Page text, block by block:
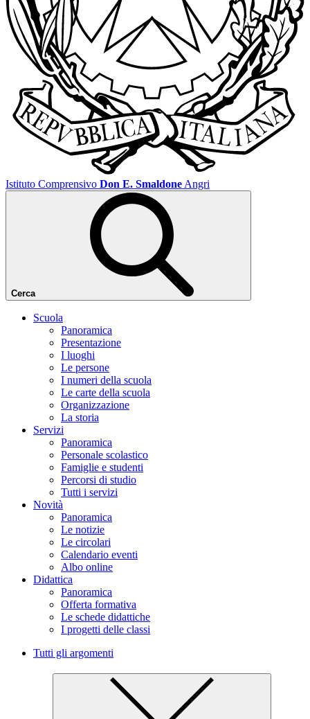
Istituto Comprensivo Don E. Smaldone Angri
Cerca
Scuola
Panoramica
Presentazione
I luoghi
Le persone
I numeri della scuola
Le carte della scuola
Organizzazione
La storia
Servizi
Panoramica
Personale scolastico
Famiglie e studenti
Percorsi di studio
Tutti i servizi
Novità
Panoramica
Le notizie
Le circolari
Calendario eventi
Albo online
Didattica
Panoramica
Offerta formativa
Le schede didattiche
I progetti delle classi
Tutti gli argomenti